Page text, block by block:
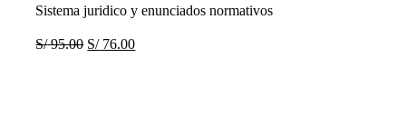
Sistema juridico y enunciados normativos
S/95.00 S/76.00